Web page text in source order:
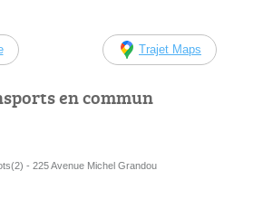
Trajet Maps
en commun
- 225 Avenue Michel Grandou